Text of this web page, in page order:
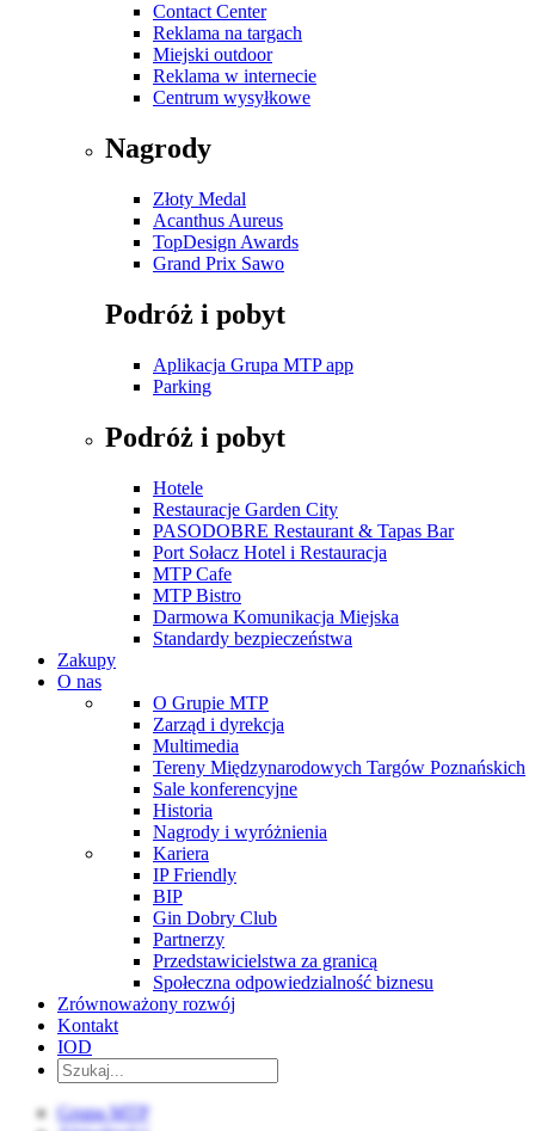
Contact Center
Reklama na targach
Miejski outdoor
Reklama w internecie
Centrum wysyłkowe
Nagrody
Złoty Medal
Acanthus Aureus
TopDesign Awards
Grand Prix Sawo
Podróż i pobyt
Aplikacja Grupa MTP app
Parking
Podróż i pobyt
Hotele
Restauracje Garden City
PASODOBRE Restaurant & Tapas Bar
Port Sołacz Hotel i Restauracja
MTP Cafe
MTP Bistro
Darmowa Komunikacja Miejska
Standardy bezpieczeństwa
Zakupy
O nas
O Grupie MTP
Zarząd i dyrekcja
Multimedia
Tereny Międzynarodowych Targów Poznańskich
Sale konferencyjne
Historia
Nagrody i wyróżnienia
Kariera
IP Friendly
BIP
Gin Dobry Club
Partnerzy
Przedstawicielstwa za granicą
Społeczna odpowiedzialność biznesu
Zrównoważony rozwój
Kontakt
IOD
Grupa MTP